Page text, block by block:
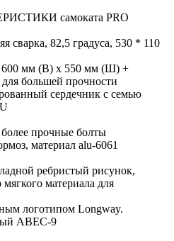
самоката PRO
сварка, 82,5 градуса, 530 * 110
600 мм (В) х 550 мм (Ш) +
большей прочности
сердечник с семью
прочные болты
материал alu-6061
ребристый рисунок,
материала для
логотипом Longway.
ABEC-9